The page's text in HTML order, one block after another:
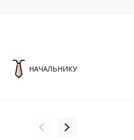
НАЧАЛЬНИКУ